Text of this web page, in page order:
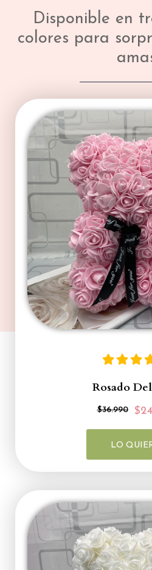
Disponible en
colores para
Rosado
$36.990
LO